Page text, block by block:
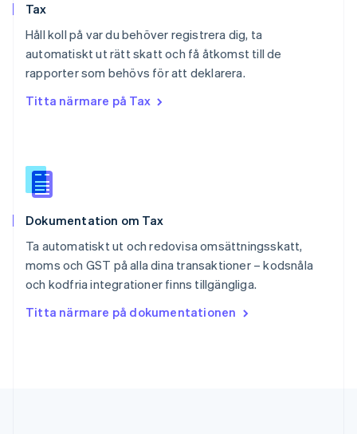
Tax
Håll koll på var du behöver registrera dig, ta
automatiskt ut rätt skatt och få åtkomst till de
rapporter som behövs för att deklarera.
Titta närmare på Tax
Dokumentation om Tax
Ta automatiskt ut och redovisa omsättningsskatt,
moms och GST på alla dina transaktioner – kodsnåla
och kodfria integrationer finns tillgängliga.
Titta närmare på dokumentationen
Schweiz
DeutschFrançaisItalianoEnglish
Singapore
Slovakien
Spanien
Español
English
Sverige
Thailand
ไทยEnglish
English